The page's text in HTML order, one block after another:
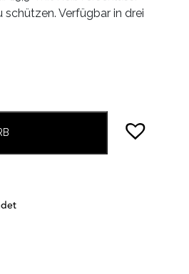
schützen. Verfügbar in drei